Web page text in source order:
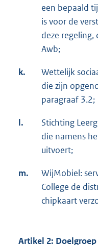
een bepaald
is voor de
deze
Awb;
k.
Wettelijk
die zijn
paragraaf 3.2;
l.
Stichting
die namens
uitvoert;
m.
WijMobiel:
College de
chipkaart
Artikel 2: Doelgroep